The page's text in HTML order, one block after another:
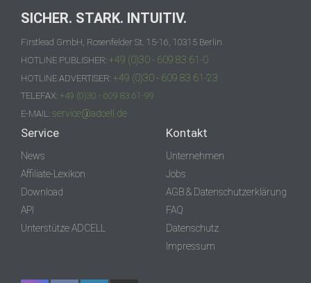
SICHER. STARK. INTUITIV.
Firstlead GmbH, Rosenfelder St. 15-16, 10315 Berlin
HOTLINE PUBLISHER: +49 (0)30 - 609 83 61-0
HOTLINE ADVERTISER: +49 (0)30 - 609 83 61-23
TELEFAX: +49 (0)30 - 609 83 61-99
E-MAIL: service@adcell.de
Service
News
Affiliate-Lexikon
Download
API
Unterstütze ADCELL
Kontakt
Unternehmen
Jobs
AGB & Datenschutzerklärung
FAQ
Datenschutz
Impressum